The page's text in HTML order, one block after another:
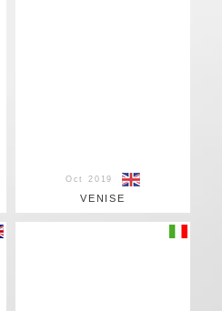
Oct 2019
VENISE